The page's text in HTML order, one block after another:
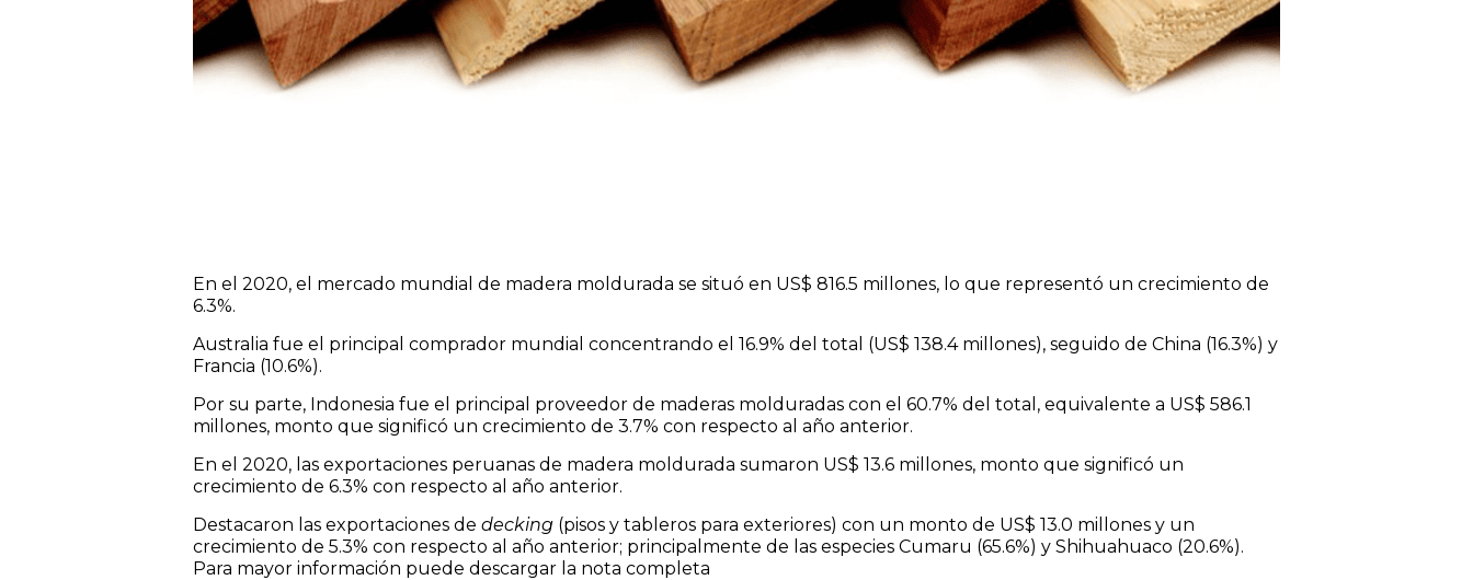
En el 2020, el mercado mundial de madera moldurada se situó en US$ 816.5 millones, lo que representó un crecimiento de
6.3%.
Australia fue el principal comprador mundial concentrando el 16.9% del total (US$ 138.4 millones), seguido de China (16.3%) y
Francia (10.6%).
Por su parte, Indonesia fue el principal proveedor de maderas molduradas con el 60.7% del total, equivalente a US$ 586.1
millones, monto que significó un crecimiento de 3.7% con respecto al año anterior.
En el 2020, las exportaciones peruanas de madera moldurada sumaron US$ 13.6 millones, monto que significó un
crecimiento de 6.3% con respecto al año anterior.
Destacaron las exportaciones de decking (pisos y tableros para exteriores) con un monto de US$ 13.0 millones y un
crecimiento de 5.3% con respecto al año anterior; principalmente de las especies Cumaru (65.6%) y Shihuahuaco (20.6%).
Para mayor información puede descargar la nota completa